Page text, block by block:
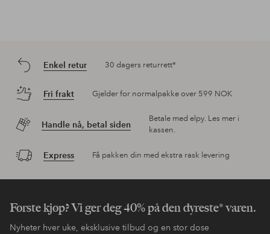
Enkel retur 30 dagers returrett*
Fri frakt Gjelder for normalpakke over 599 NOK
Handle nå, betal siden
Betale med elpy. Les mer i
kassen.
Express Få pakken din med ekstra rask levering
Første kjøp? Vi ger deg 40% på den dyreste* varen.
Nyheter hver uke, eksklusive tilbud og en stor dose